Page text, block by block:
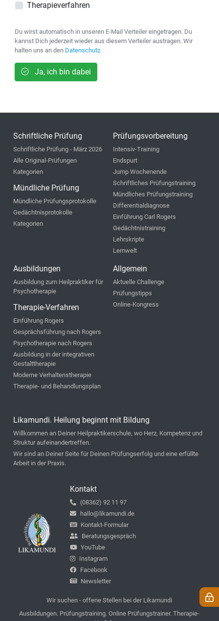
Therapieverfahren
Du wirst automatisch in unseren E-Mail Verteiler eingetragen. Du
kannst Dich jederzeit wieder aus diesem Verteiler austragen. Wir
halten uns an den Datenschutz.
Ja, ich bin dabei
Schriftliche Prüfung
Schriftliche Prüfung - März 2026
Alle Original-Prüfungen
Kategorien
Mündliche Prüfung
Mündliche Prüfungsprotokolle
Gedächtnisprotokolle
Kategorien
Prüfungsvorbereitung
Intensiv-Training
Endspurt
Jump Wochenende
Schriftliches Prüfungstraining
Mündliches Prüfungstraining
Differentialdiagnose
Einführung Carl Rogers
Gedächtnistraining
Lehrskripte
Lernwelt
Ausbildungen
Ausbildung zum Heilpraktiker für
Psychotherapie
Therapie-Verfahren
Einführung Rogers
Gesprächsführung nach Rogers
Psychotherapie nach Rogers
Ausbildung in der integrativen
Gestalttherapie
Moderne Verhaltenstherapie
Therapie- und Behandlungsplan
Allgemein
Aktuelle Challenge
Prüfungstipps
Online-Kongress
Likamundi. Heilung beginnt mit Bildung
Willkommen an Deiner Heilpraktikerschule, wo Herz, Kompetenz und
Struktur aufeinandertreffen.
Wir sind an Deiner Seite für Deinen Prüfungserfolg und eine erfüllte
Arbeit in der Praxis.
Kontakt
(08362) 92 11 97
hallo@likamundi.de
Kontakt-Formular
Beratungsgespräch
YouTube
Instagram
Facebook
Newsletter
Wir suchen - offene Stellen bei der Likamundi
Ausbildungen. Prüfungstraining. Online Prüfungstrainer. Therapie-